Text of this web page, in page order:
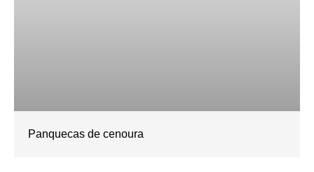
Panquecas de cenoura